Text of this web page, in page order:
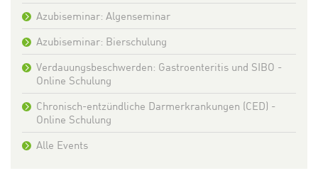
Azubiseminar: Algenseminar
Azubiseminar: Bierschulung
Verdauungsbeschwerden: Gastroenteritis und SIBO -
Online Schulung
Chronisch-entzündliche Darmerkrankungen (CED) -
Online Schulung
Alle Events